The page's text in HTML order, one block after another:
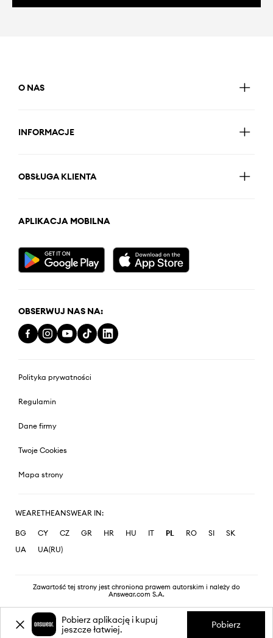
O NAS
INFORMACJE
OBSŁUGA KLIENTA
APLIKACJA MOBILNA
OBSERWUJ NAS NA:
Polityka prywatności
Regulamin
Dane firmy
Twoje Cookies
Mapa strony
WEARETHEANSWEAR IN:
BG CY CZ GR HR HU IT PL RO SI
SK
UA
UA(RU)
Zawartość tej strony jest chroniona prawem autorskim i należy do
Answear.com S.A.
Pobierz aplikację i kupuj
jeszcze łatwiej.
Pobierz